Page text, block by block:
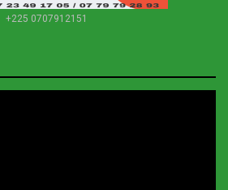
+225 0707912151